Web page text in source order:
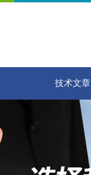
技术文章